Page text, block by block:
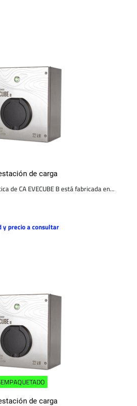
de carga
de CA EVECUBE B está fabricada en...
y precio a consultar
de carga